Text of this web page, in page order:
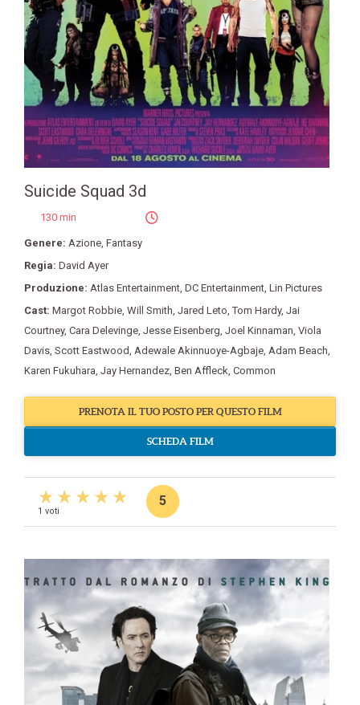
Suicide Squad 3d
130 min
Genere: Azione Fantasy
Regia: David Ayer
Produzione: Atlas Entertainment DC Entertainment Lin Pictures
Cast: Margot Robbie Will Smith Jared Leto ,Tom Hardy, Jai
Courtney, Cara Delevinge Jesse Eisenberg Joel Kinnaman Viola
Davis Scott Eastwood Adewale Akinnuoye-Agbaje Adam Beach
Karen Fukuhara Jay Hernandez Ben Affleck Common
PRENOTA IL TUO POSTO PER QUESTO FILM
SCHEDA FILM
1 voti
5